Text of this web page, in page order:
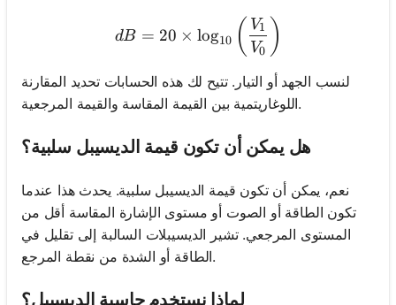
dB = 20 \times
dB = 20 × log10 ( V0
V1 )
لنسب الجهد أو التيار. تتيح لك هذه الحسابات تحديد المقارنة
اللوغاريتمية بين القيمة المقاسة والقيمة المرجعية.
هل يمكن أن تكون قيمة الديسيبل سلبية؟
نعم، يمكن أن تكون قيمة الديسيبل سلبية. يحدث هذا عندما
تكون الطاقة أو الصوت أو مستوى الإشارة المقاسة أقل من
المستوى المرجعي. تشير الديسيبلات السالبة إلى تقليل في
الطاقة أو الشدة من نقطة المرجع.
لماذا نستخدم حاسبة الديسيبل؟